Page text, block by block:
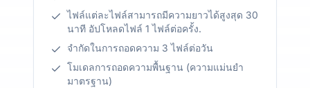
ไฟล์แต่ละไฟล์สามารถมีความยาวได้สูงสุด 30
นาที อัปโหลดไฟล์ 1 ไฟล์ต่อครั้ง.
จำกัดในการถอดความ 3 ไฟล์ต่อวัน
โมเดลการถอดความพื้นฐาน (ความแม่นยำ
มาตรฐาน)